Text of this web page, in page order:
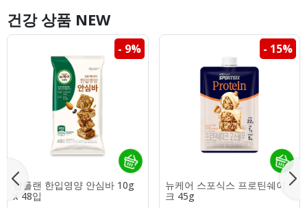
건강 상품 NEW
- 9%
당플랜 한입영양 안심바 10g
x 48입
- 15%
뉴케어 스포식스 프로틴쉐이
크 45g